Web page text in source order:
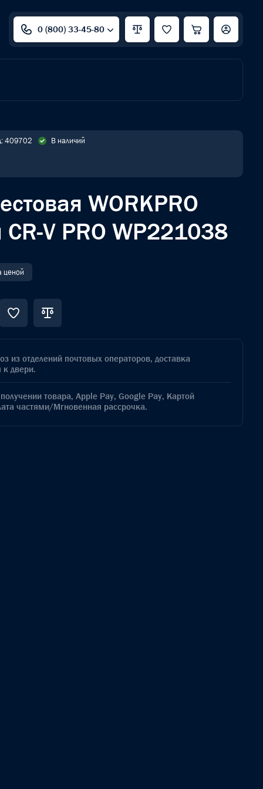
0 (800) 33-45-80
409702 В наличий
WORKPRO
V PRO WP221038
ценой
из отделений почтовых операторов, доставка
к двери.
товара, Apple Pay, Google Pay, Картой
частями/Мгновенная рассрочка.